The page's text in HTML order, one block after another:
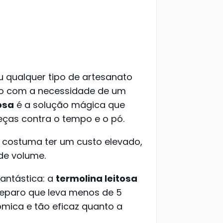
qualquer tipo de artesanato
com a necessidade de um
é a solução mágica que
contra o tempo e o pó.
ter um custo elevado,
volume.
a termolina leitosa
que leva menos de 5
e tão eficaz quanto a